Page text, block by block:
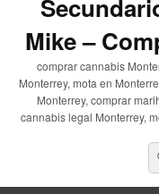
Mike –
comprar cannabis
Monterrey, mota en
Monterrey, comprar
cannabis legal Monterrey,